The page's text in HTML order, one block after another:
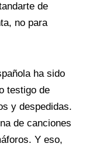
de
no para
ha sido
testigo de
y despedidas.
de canciones
Y eso,